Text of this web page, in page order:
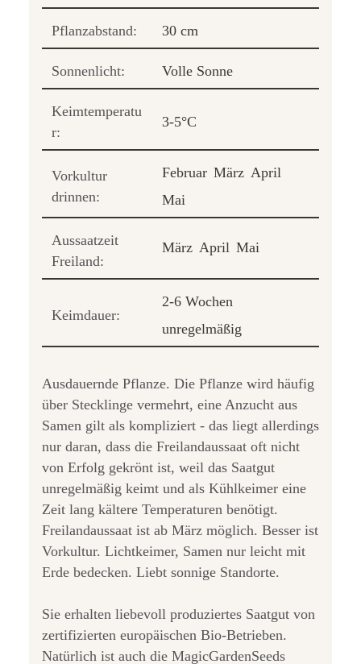
Pflanzabstand: 30 cm
Sonnenlicht: Volle Sonne
Keimtemperatu
r:
3-5°C
Vorkultur
drinnen:
Februar März April
Mai
Aussaatzeit
Freiland:
März April Mai
Keimdauer:
2-6 Wochen
unregelmäßig
Ausdauernde Pflanze. Die Pflanze wird häufig
über Stecklinge vermehrt, eine Anzucht aus
Samen gilt als kompliziert - das liegt allerdings
nur daran, dass die Freilandaussaat oft nicht
von Erfolg gekrönt ist, weil das Saatgut
unregelmäßig keimt und als Kühlkeimer eine
Zeit lang kältere Temperaturen benötigt.
Freilandaussaat ist ab März möglich. Besser ist
Vorkultur. Lichtkeimer, Samen nur leicht mit
Erde bedecken. Liebt sonnige Standorte.
Sie erhalten liebevoll produziertes Saatgut von
zertifizierten europäischen Bio-Betrieben.
Natürlich ist auch die MagicGardenSeeds